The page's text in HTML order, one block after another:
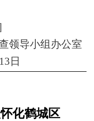
领导小组办公室
13 日
化鹤城区